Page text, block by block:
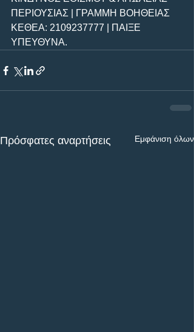
ΠΕΡΙΟΥΣΙΑΣ | ΓΡΑΜΜΗ ΒΟΗΘΕΙΑΣ
ΚΕΘΕΑ: 2109237777 | ΠΑΙΞΕ
ΥΠΕΥΘΥΝΑ.
Πρόσφατες αναρτήσεις Εμφάνιση όλων